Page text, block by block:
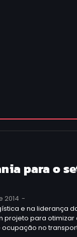
para o
2014 -
e na liderança
projeto para otimizar
no